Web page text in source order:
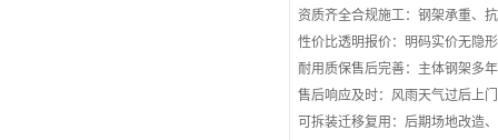
资质齐全合规施工：钢架承重、
性价比透明报价：明码实价无隐
耐用质保售后完善：主体钢架多
售后响应及时：风雨天气过后上
可拆装迁移复用：后期场地改造